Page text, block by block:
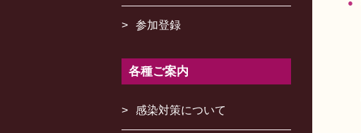
参加登録
各種ご案内
感染対策について